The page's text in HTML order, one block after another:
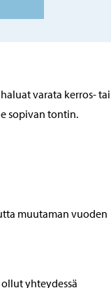
varata kerros- tai
sopivan tontin.
muutaman vuoden
yhteydessä